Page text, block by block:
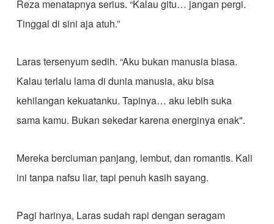
Reza menatapnya serius. “Kalau gitu… jangan pergi.
Tinggal di sini aja atuh.”
Laras tersenyum sedih. “Aku bukan manusia biasa.
Kalau terlalu lama di dunia manusia, aku bisa
kehilangan kekuatanku. Tapinya… aku lebih suka
sama kamu. Bukan sekedar karena energinya enak".
Mereka berciuman panjang, lembut, dan romantis. Kali
ini tanpa nafsu liar, tapi penuh kasih sayang.
Pagi harinya, Laras sudah rapi dengan seragam